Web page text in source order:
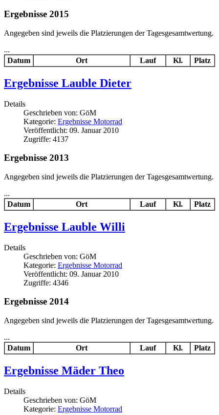
Ergebnisse 2015
Angegeben sind jeweils die Platzierungen der Tagesgesamtwertung.
...
Datum
Ort Lauf Kl. Platz
Ergebnisse Lauble Dieter
Details
Geschrieben von: GöM
Kategorie: Ergebnisse Motorrad
Veröffentlicht: 09. Januar 2010
Zugriffe: 4137
Ergebnisse 2013
Angegeben sind jeweils die Platzierungen der Tagesgesamtwertung.
...
Datum
Ort Lauf Kl. Platz
Ergebnisse Lauble Willi
Details
Geschrieben von: GöM
Kategorie: Ergebnisse Motorrad
Veröffentlicht: 09. Januar 2010
Zugriffe: 4346
Ergebnisse 2014
Angegeben sind jeweils die Platzierungen der Tagesgesamtwertung.
...
Datum
Ort Lauf Kl. Platz
Ergebnisse Mäder Theo
Details
Geschrieben von: GöM
Kategorie: Ergebnisse Motorrad